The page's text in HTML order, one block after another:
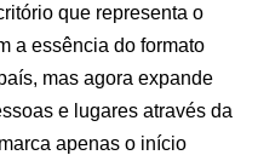
que representa o
a essência do formato
mas agora expande
e lugares através da
apenas o início